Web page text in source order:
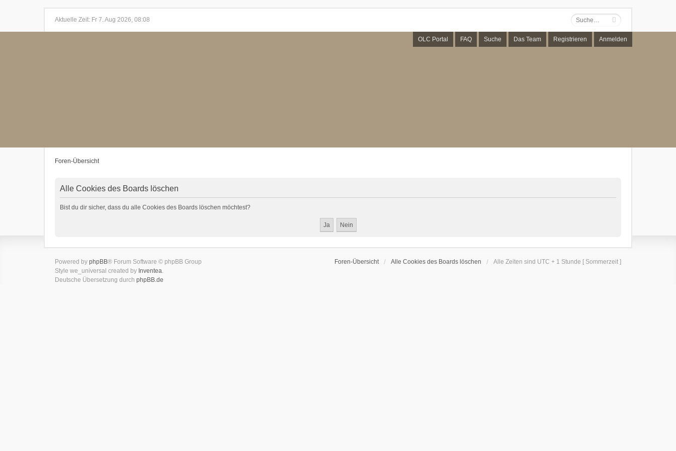
Aktuelle Zeit: Fr 7. Aug 2026, 08:08
OLC Portal FAQ Suche Das Team Registrieren Anmelden
Foren-Übersicht
Alle Cookies des Boards löschen
Bist du dir sicher, dass du alle Cookies des Boards löschen möchtest?
Foren-Übersicht Alle Cookies des Boards löschen Alle Zeiten sind UTC + 1 Stunde [ Sommerzeit ]
Powered by phpBB® Forum Software © phpBB Group
Style we_universal created by Inventea.
Deutsche Übersetzung durch phpBB.de